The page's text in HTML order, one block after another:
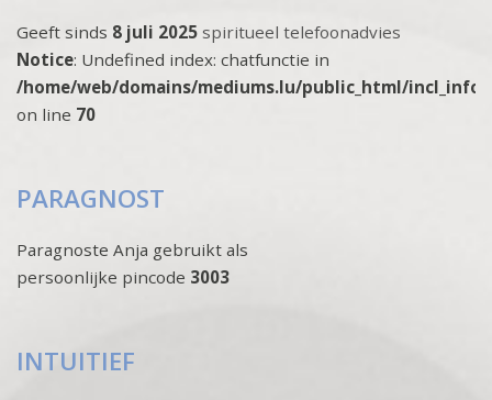
Geeft sinds 8 juli 2025 spiritueel telefoonadvies
Notice: Undefined index: chatfunctie in
/home/web/domains/mediums.lu/public_html/
on line 70
PARAGNOST
Paragnoste Anja gebruikt als
persoonlijke pincode 3003
INTUITIEF